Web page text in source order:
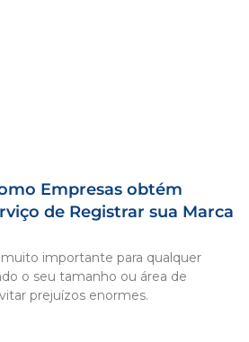
Empresas obtém
de Registrar sua Marca
importante para qualquer
o seu tamanho ou área de
prejuízos enormes.